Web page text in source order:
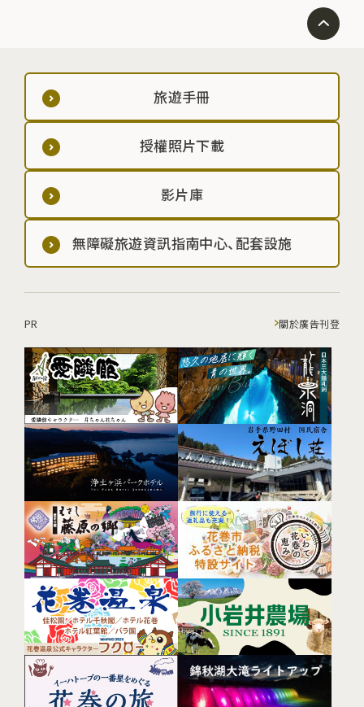
旅遊手冊
授權照片下載
影片庫
無障礙旅遊資訊指南中心、配套設施
PR 關於廣告刊登